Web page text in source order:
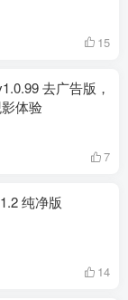
15
去广告版，
体验
7
纯净版
14